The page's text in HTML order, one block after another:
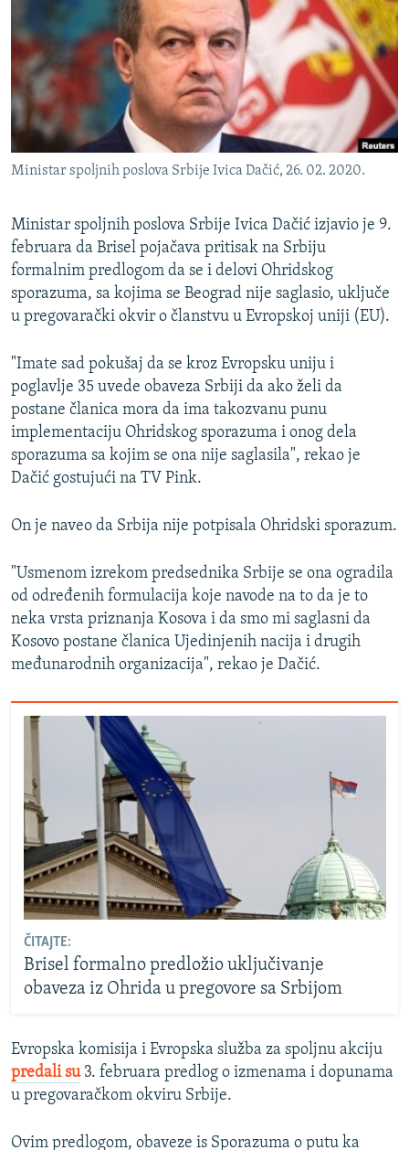
ISPRIČAJ MI
DNEVNO@RSE
SPECIJALI RSE
VIŠE OD NASLOVA
GENOCID U SREBRENICI
POPLAVE I KLIZIŠTA U BIH 2024.
TV LIBERTY
POST SCRIPTUM
MOJA EVROPA
TRI DECENIJE OD RATA U BIH
NASTANAK I RASPAD JUGOSLAVIJE
PRATITE NAS
Sve RFE/RL stranice
Ministar spoljnih poslova Srbije Ivica Dačić, 26. 02. 2020.
Ministar spoljnih poslova Srbije Ivica Dačić izjavio je 9.
februara da Brisel pojačava pritisak na Srbiju
formalnim predlogom da se i delovi Ohridskog
sporazuma, sa kojima se Beograd nije saglasio, uključe
u pregovarački okvir o članstvu u Evropskoj uniji (EU).
"Imate sad pokušaj da se kroz Evropsku uniju i
poglavlje 35 uvede obaveza Srbiji da ako želi da
postane članica mora da ima takozvanu punu
implementaciju Ohridskog sporazuma i onog dela
sporazuma sa kojim se ona nije saglasila", rekao je
Dačić gostujući na TV Pink.
On je naveo da Srbija nije potpisala Ohridski sporazum.
"Usmenom izrekom predsednika Srbije se ona ogradila
od određenih formulacija koje navode na to da je to
neka vrsta priznanja Kosova i da smo mi saglasni da
Kosovo postane članica Ujedinjenih nacija i drugih
međunarodnih organizacija", rekao je Dačić.
ČITAJTE:
Brisel formalno predložio uključivanje
obaveza iz Ohrida u pregovore sa Srbijom
Evropska komisija i Evropska služba za spoljnu akciju
predali su3. februara predlog o izmenama i dopunama
u pregovaračkom okviru Srbije.
Ovim predlogom, obaveze is Sporazuma o putu ka